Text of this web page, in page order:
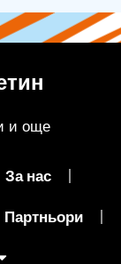
и още
За нас
Партньори